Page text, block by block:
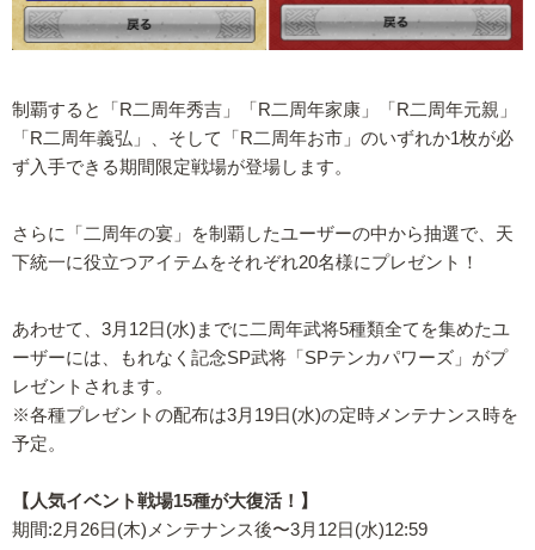
制覇すると「R二周年秀吉」「R二周年家康」「R二周年元親」
「R二周年義弘」、そして「R二周年お市」のいずれか1枚が必
ず入手できる期間限定戦場が登場します。
さらに「二周年の宴」を制覇したユーザーの中から抽選で、天
下統一に役立つアイテムをそれぞれ20名様にプレゼント！
あわせて、3月12日(水)までに二周年武将5種類全てを集めたユ
ーザーには、もれなく記念SP武将「SPテンカパワーズ」がプ
レゼントされます。
※各種プレゼントの配布は3月19日(水)の定時メンテナンス時を
予定。
【人気イベント戦場15種が大復活！】
期間:2月26日(木)メンテナンス後〜3月12日(水)12:59